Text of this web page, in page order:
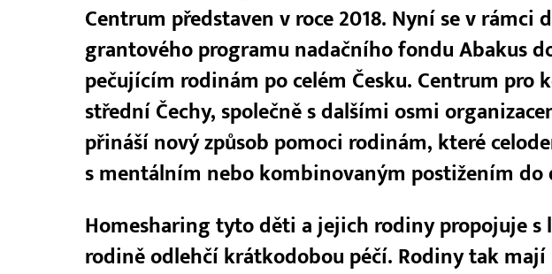
Centrum představen v roce 2018. Nyní se v rámci
grantového programu nadačního fondu Abakus
pečujícím rodinám po celém Česku. Centrum pro
střední Čechy, společně s dalšími osmi
přináší nový způsob pomoci rodinám, které
s mentálním nebo kombinovaným postižením do
Homesharing tyto děti a jejich rodiny propojuje
rodině odlehčí krátkodobou péčí. Rodiny tak mají